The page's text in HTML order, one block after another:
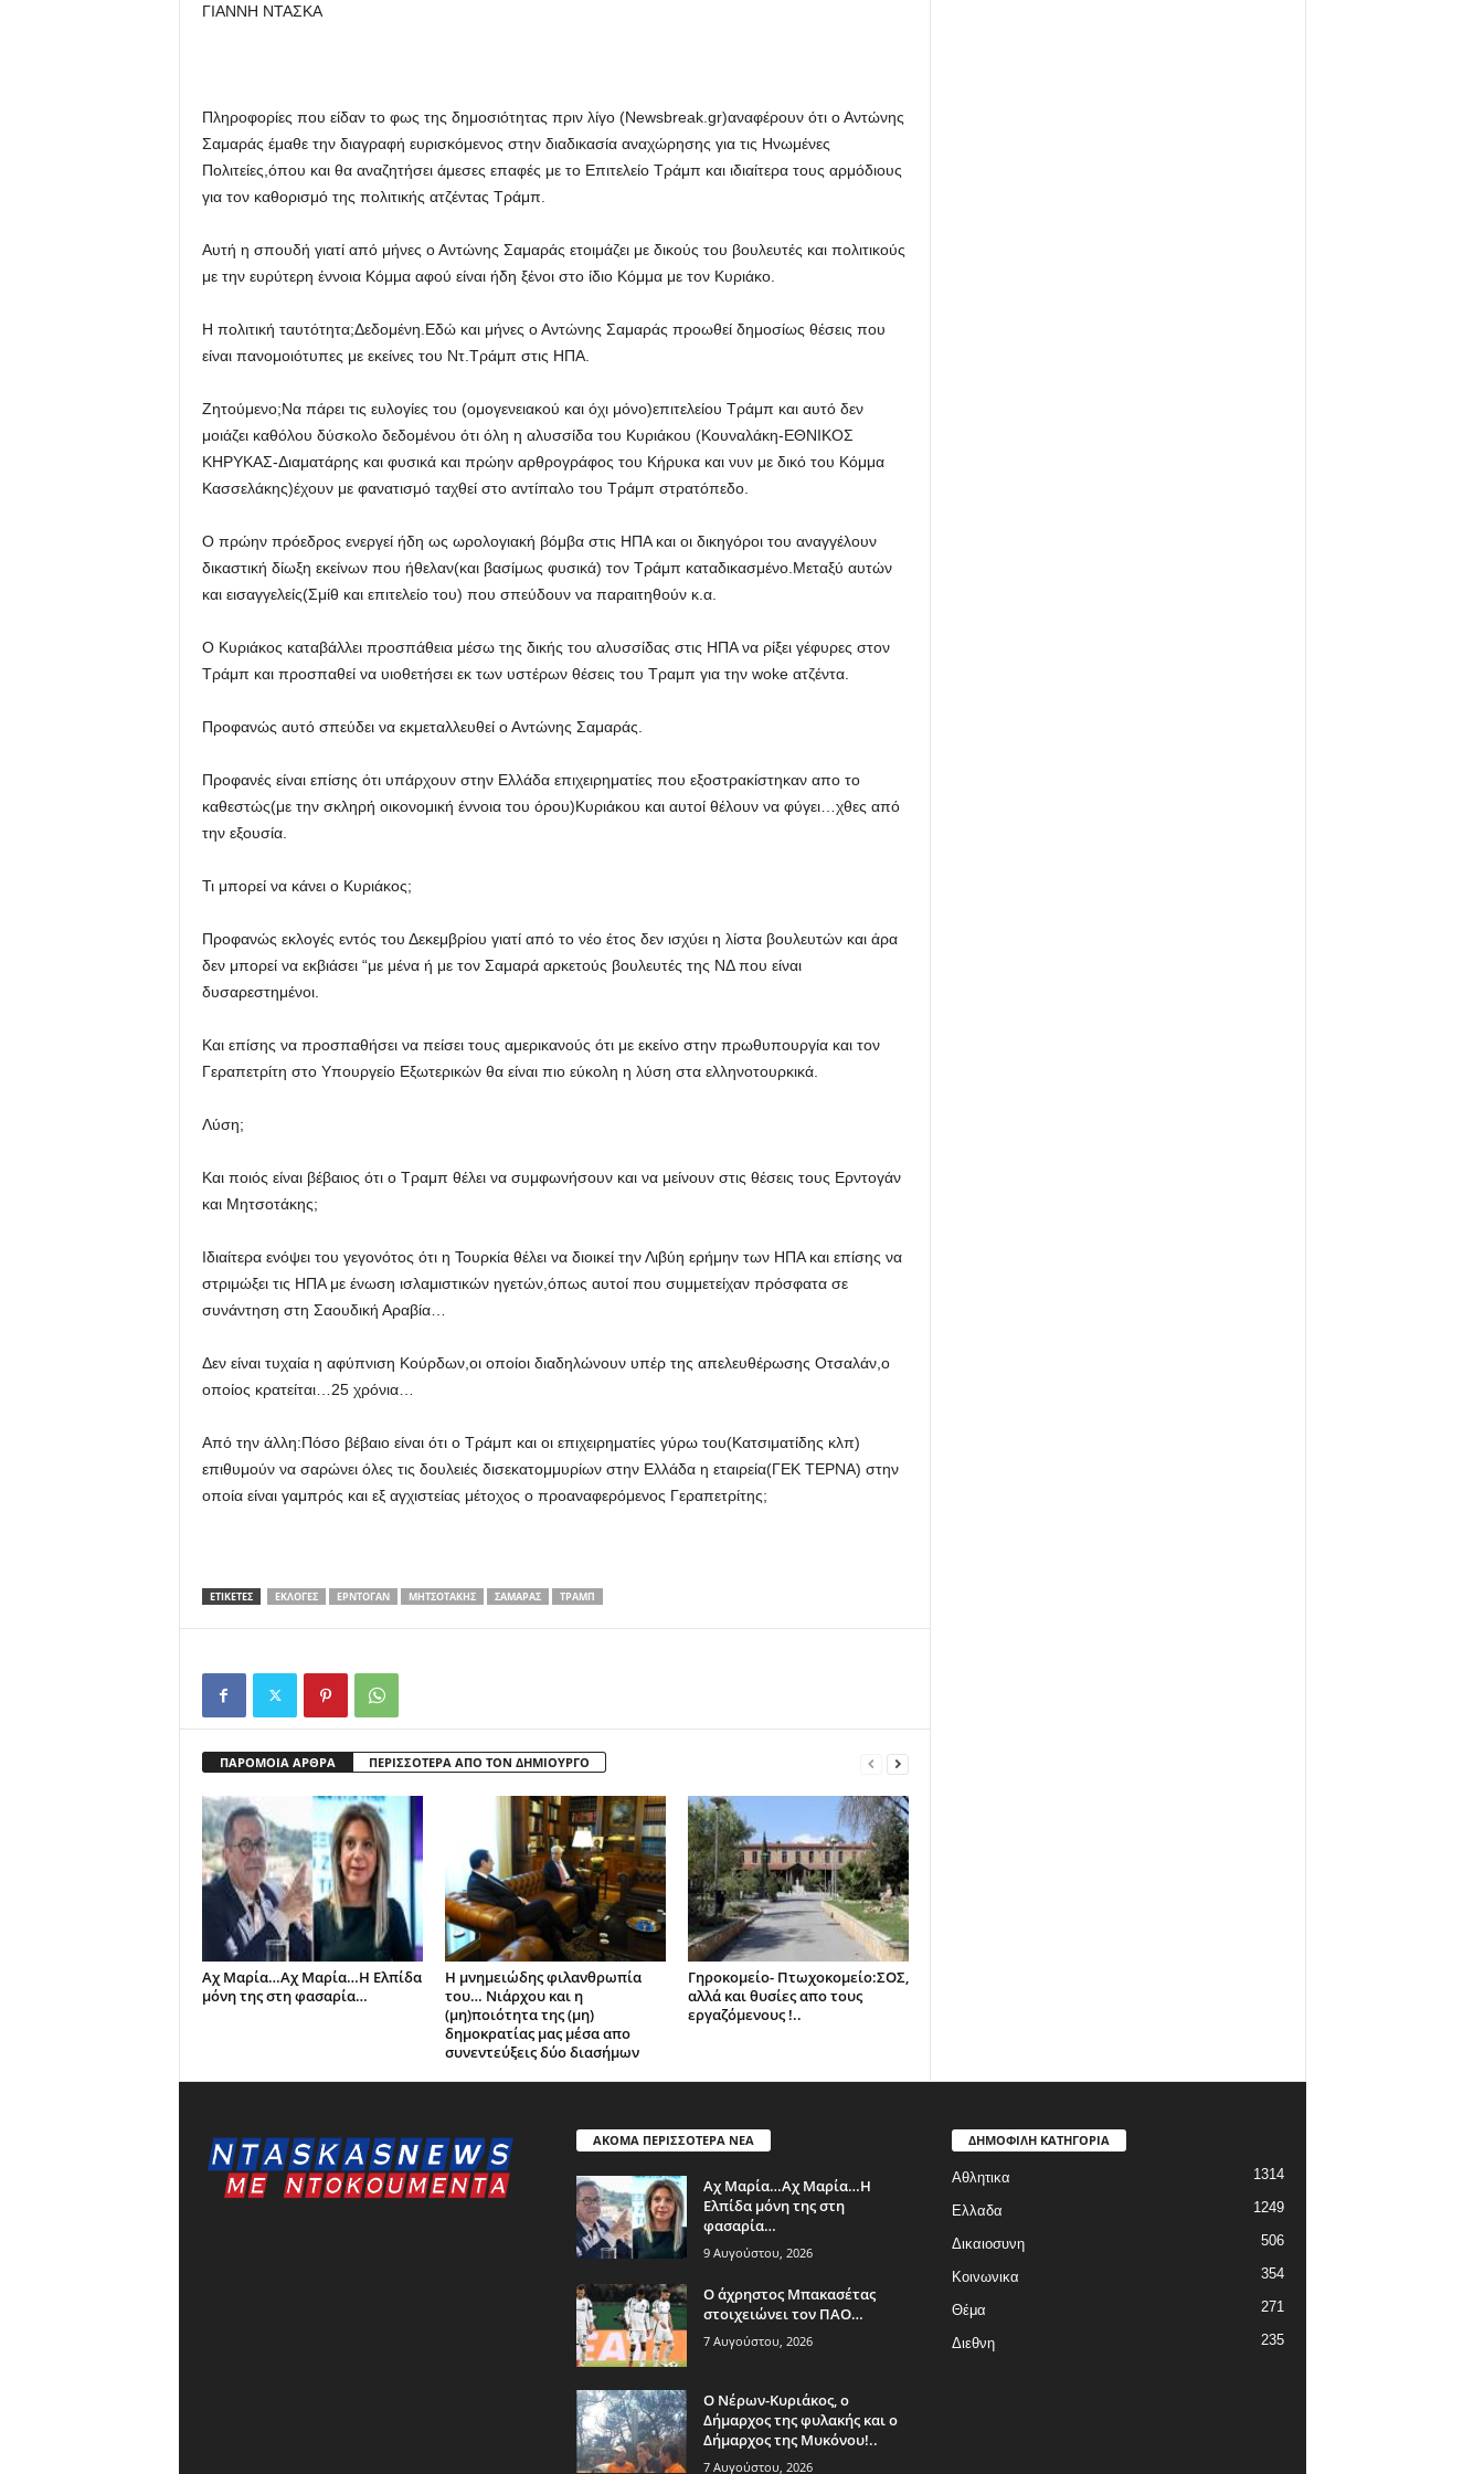
ΓΙΑΝΝΗ ΝΤΑΣΚΑ
Πληροφορίες που είδαν το φως της δημοσιότητας πριν λίγο (Newsbreak.gr)αναφέρουν ότι ο Αντώνης
Σαμαράς έμαθε την διαγραφή ευρισκόμενος στην διαδικασία αναχώρησης για τις Ηνωμένες
Πολιτείες,όπου και θα αναζητήσει άμεσες επαφές με το Επιτελείο Τράμπ και ιδιαίτερα τους αρμόδιους
για τον καθορισμό της πολιτικής ατζέντας Τράμπ.
Αυτή η σπουδή γιατί από μήνες ο Αντώνης Σαμαράς ετοιμάζει με δικούς του βουλευτές και πολιτικούς
με την ευρύτερη έννοια Κόμμα αφού είναι ήδη ξένοι στο ίδιο Κόμμα με τον Κυριάκο.
Η πολιτική ταυτότητα;Δεδομένη.Εδώ και μήνες ο Αντώνης Σαμαράς προωθεί δημοσίως θέσεις που
είναι πανομοιότυπες με εκείνες του Ντ.Τράμπ στις ΗΠΑ.
Ζητούμενο;Να πάρει τις ευλογίες του (ομογενειακού και όχι μόνο)επιτελείου Τράμπ και αυτό δεν
μοιάζει καθόλου δύσκολο δεδομένου ότι όλη η αλυσσίδα του Κυριάκου (Κουναλάκη-ΕΘΝΙΚΟΣ
ΚΗΡΥΚΑΣ-Διαματάρης και φυσικά και πρώην αρθρογράφος του Κήρυκα και νυν με δικό του Κόμμα
Κασσελάκης)έχουν με φανατισμό ταχθεί στο αντίπαλο του Τράμπ στρατόπεδο.
Ο πρώην πρόεδρος ενεργεί ήδη ως ωρολογιακή βόμβα στις ΗΠΑ και οι δικηγόροι του αναγγέλουν
δικαστική δίωξη εκείνων που ήθελαν(και βασίμως φυσικά) τον Τράμπ καταδικασμένο.Μεταξύ αυτών
και εισαγγελείς(Σμίθ και επιτελείο του) που σπεύδουν να παραιτηθούν κ.α.
Ο Κυριάκος καταβάλλει προσπάθεια μέσω της δικής του αλυσσίδας στις ΗΠΑ να ρίξει γέφυρες στον
Τράμπ και προσπαθεί να υιοθετήσει εκ των υστέρων θέσεις του Τραμπ για την woke ατζέντα.
Προφανώς αυτό σπεύδει να εκμεταλλευθεί ο Αντώνης Σαμαράς.
Προφανές είναι επίσης ότι υπάρχουν στην Ελλάδα επιχειρηματίες που εξοστρακίστηκαν απο το
καθεστώς(με την σκληρή οικονομική έννοια του όρου)Κυριάκου και αυτοί θέλουν να φύγει…χθες από
την εξουσία.
Τι μπορεί να κάνει ο Κυριάκος;
Προφανώς εκλογές εντός του Δεκεμβρίου γιατί από το νέο έτος δεν ισχύει η λίστα βουλευτών και άρα
δεν μπορεί να εκβιάσει “με μένα ή με τον Σαμαρά αρκετούς βουλευτές της ΝΔ που είναι
δυσαρεστημένοι.
Και επίσης να προσπαθήσει να πείσει τους αμερικανούς ότι με εκείνο στην πρωθυπουργία και τον
Γεραπετρίτη στο Υπουργείο Εξωτερικών θα είναι πιο εύκολη η λύση στα ελληνοτουρκικά.
Λύση;
Και ποιός είναι βέβαιος ότι ο Τραμπ θέλει να συμφωνήσουν και να μείνουν στις θέσεις τους Ερντογάν
και Μητσοτάκης;
Ιδιαίτερα ενόψει του γεγονότος ότι η Τουρκία θέλει να διοικεί την Λιβύη ερήμην των ΗΠΑ και επίσης να
στριμώξει τις ΗΠΑ με ένωση ισλαμιστικών ηγετών,όπως αυτοί που συμμετείχαν πρόσφατα σε
συνάντηση στη Σαουδική Αραβία…
Δεν είναι τυχαία η αφύπνιση Κούρδων,οι οποίοι διαδηλώνουν υπέρ της απελευθέρωσης Οτσαλάν,ο
οποίος κρατείται…25 χρόνια…
Από την άλλη:Πόσο βέβαιο είναι ότι ο Τράμπ και οι επιχειρηματίες γύρω του(Κατσιματίδης κλπ)
επιθυμούν να σαρώνει όλες τις δουλειές δισεκατομμυρίων στην Ελλάδα η εταιρεία(ΓΕΚ ΤΕΡΝΑ) στην
οποία είναι γαμπρός και εξ αγχιστείας μέτοχος ο προαναφερόμενος Γεραπετρίτης;
ΕΤΙΚΕΤΕΣ ΕΚΛΟΓΈΣ ΕΡΝΤΟΓΑΝ ΜΗΤΣΟΤΑΚΗΣ ΣΑΜΑΡΑΣ ΤΡΑΜΠ
ΠΑΡΟΜΟΙΑ ΑΡΘΡΑ ΠΕΡΙΣΣΟΤΕΡΑ ΑΠΟ ΤΟΝ ΔΗΜΙΟΥΡΓΟ
Aχ Μαρία…Αχ Μαρία…Η Ελπίδα
μόνη της στη φασαρία…
Η μνημειώδης φιλανθρωπία
του… Νιάρχου και η
(μη)ποιότητα της (μη)
δημοκρατίας μας μέσα απο
συνεντεύξεις δύο διασήμων
Γηροκομείο- Πτωχοκομείο:ΣΟΣ,
αλλά και θυσίες απο τους
εργαζόμενους !..
ΑΚΟΜΑ ΠΕΡΙΣΣΟΤΕΡΑ ΝΕΑ
Aχ Μαρία…Αχ Μαρία…Η
Ελπίδα μόνη της στη
φασαρία…
9 Αυγούστου, 2026
Ο άχρηστος Μπακασέτας
στοιχειώνει τον ΠΑΟ…
7 Αυγούστου, 2026
Ο Νέρων-Κυριάκος, o
Δήμαρχος της φυλακής και ο
Δήμαρχος της Μυκόνου!..
7 Αυγούστου, 2026
ΔΗΜΟΦΙΛΗ ΚΑΤΗΓΟΡΙΑ
Αθλητικα 1314
Ελλαδα 1249
Δικαιοσυνη 506
Κοινωνικα 354
Θέμα 271
Διεθνη 235